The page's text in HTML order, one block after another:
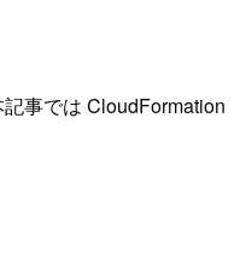
事では CloudFormation